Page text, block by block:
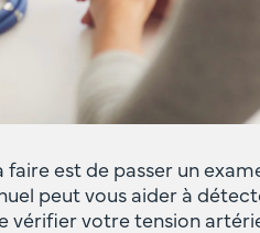
faire est de passer un
peut vous aider à
vérifier votre tension